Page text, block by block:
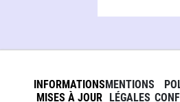
INFORMATIONS
MISES À JOUR
MENTIONS
LÉGALES